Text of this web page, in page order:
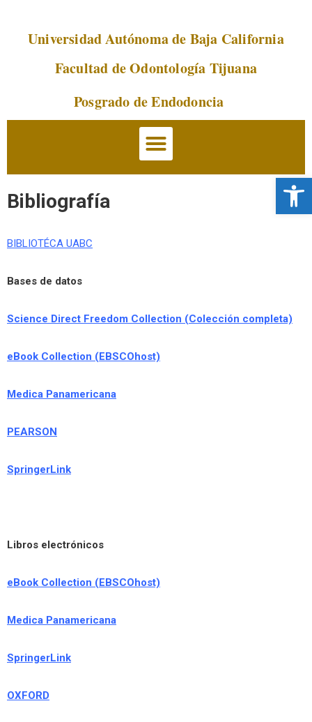
Abrir
SaltarUniversidad Autónoma de Baja California
Facultad de Odontología Tijuana
Posgrado de Endodoncia
Bibliografía
BIBLIOTÉCA UABC
Bases de datos
Science Direct Freedom Collection (Colección completa)
eBook Collection (EBSCOhost)
Medica Panamericana
PEARSON
SpringerLink
Libros electrónicos
eBook Collection (EBSCOhost)
Medica Panamericana
SpringerLink
OXFORD